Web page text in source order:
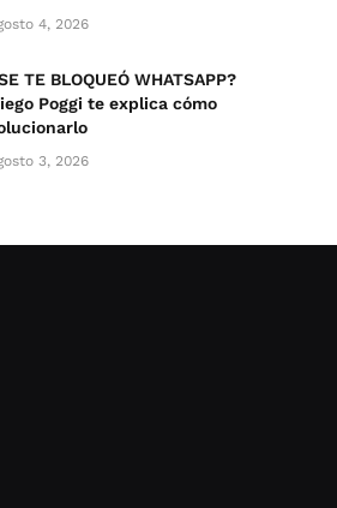
4, 2026
TE BLOQUEÓ WHATSAPP?
Poggi te explica cómo
3, 2026